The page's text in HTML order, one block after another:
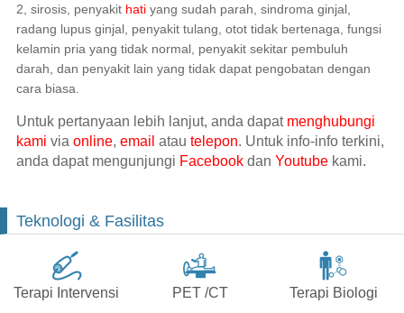
2, sirosis, penyakithati yang sudah parah, sindroma ginjal,
radang lupus ginjal, penyakit tulang, otot tidak bertenaga, fungsi
kelamin pria yang tidak normal, penyakit sekitar pembuluh
darah, dan penyakit lain yang tidak dapat pengobatan dengan
cara biasa.
Untuk pertanyaan lebih lanjut, anda dapat menghubungi
kami via online, email atau telepon. Untuk info-info terkini,
anda dapat mengunjungi Facebookdan Youtubekami.
Teknologi & Fasilitas
Terapi Intervensi PET /CT Terapi Biologi